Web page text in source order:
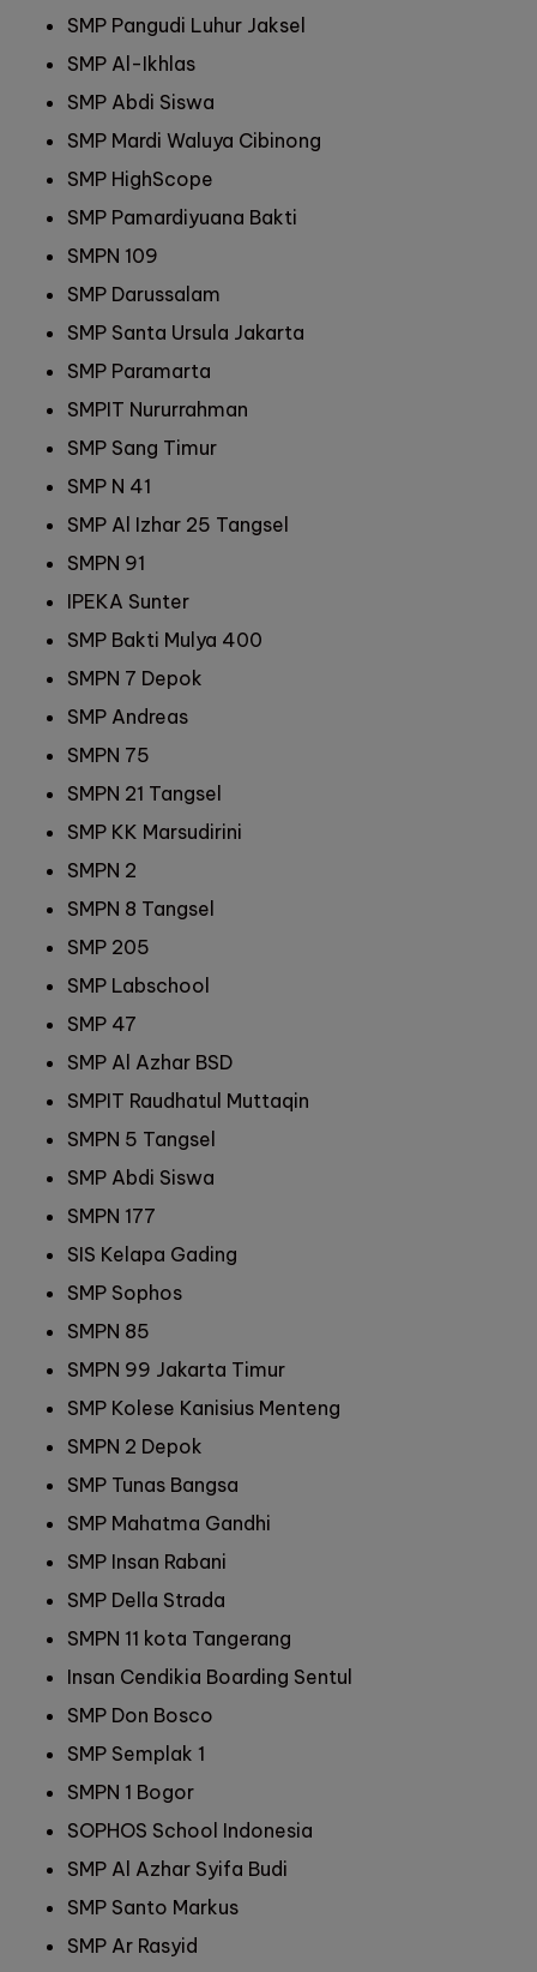
SMP Pangudi Luhur Jaksel
SMP Al-Ikhlas
SMP Abdi Siswa
SMP Mardi Waluya Cibinong
SMP HighScope
SMP Pamardiyuana Bakti
SMPN 109
SMP Darussalam
SMP Santa Ursula Jakarta
SMP Paramarta
SMPIT Nururrahman
SMP Sang Timur
SMP N 41
SMP Al Izhar 25 Tangsel
SMPN 91
IPEKA Sunter
SMP Bakti Mulya 400
SMPN 7 Depok
SMP Andreas
SMPN 75
SMPN 21 Tangsel
SMP KK Marsudirini
SMPN 2
SMPN 8 Tangsel
SMP 205
SMP Labschool
SMP 47
SMP Al Azhar BSD
SMPIT Raudhatul Muttaqin
SMPN 5 Tangsel
SMP Abdi Siswa
SMPN 177
SIS Kelapa Gading
SMP Sophos
SMPN 85
SMPN 99 Jakarta Timur
SMP Kolese Kanisius Menteng
SMPN 2 Depok
SMP Tunas Bangsa
SMP Mahatma Gandhi
SMP Insan Rabani
SMP Della Strada
SMPN 11 kota Tangerang
Insan Cendikia Boarding Sentul
SMP Don Bosco
SMP Semplak 1
SMPN 1 Bogor
SOPHOS School Indonesia
SMP Al Azhar Syifa Budi
SMP Santo Markus
SMP Ar Rasyid